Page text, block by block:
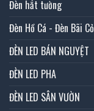
Đèn hắt tường
Đèn Hồ Cá - Đèn Bãi Cỏ
ĐÈN LED BÁN NGUYỆT
ĐÈN LED PHA
ĐÈN LED SÂN VƯỜN